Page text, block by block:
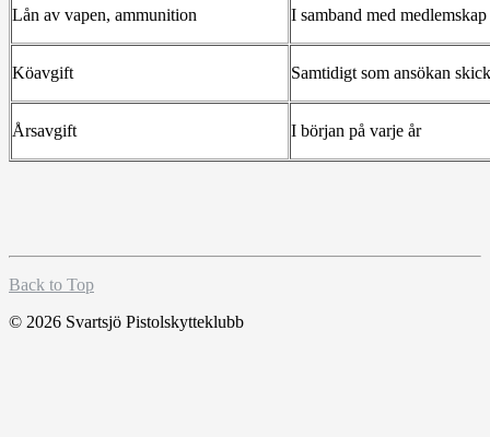
Lån av vapen, ammunition I samband med medlemskap
Köavgift Samtidigt som ansökan
Årsavgift I början på varje år
Back to Top
© 2026 Svartsjö Pistolskytteklubb